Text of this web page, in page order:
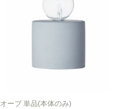
オーブ 単品(本体のみ)